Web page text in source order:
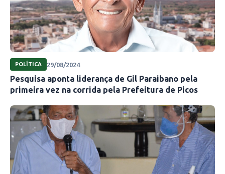
POLÍTICA 29/08/2024
Pesquisa aponta liderança de Gil Paraibano pela
primeira vez na corrida pela Prefeitura de Picos